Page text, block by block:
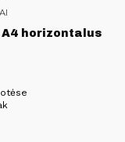
horizontalus